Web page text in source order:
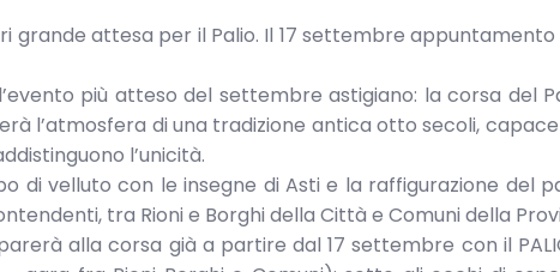
grande attesa per il Palio. Il 17 settembre appuntamento
più atteso del settembre astigiano: la corsa del
l’atmosfera di una tradizione antica otto secoli,
l’unicità.
di velluto con le insegne di Asti e la raffigurazione del
tra Rioni e Borghi della Città e Comuni della
alla corsa già a partire dal 17 settembre con il PALIO